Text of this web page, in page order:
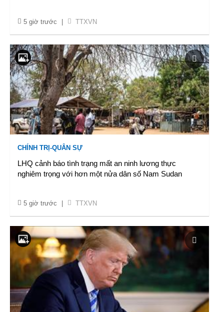
5 giờ trước TTXVN
CHÍNH TRỊ-QUÂN SỰ
LHQ cảnh báo tình trạng mất an ninh lương thực
nghiêm trọng với hơn một nửa dân số Nam Sudan
5 giờ trước TTXVN